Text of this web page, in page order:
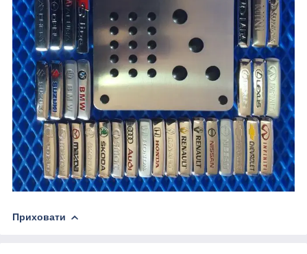
Приховати